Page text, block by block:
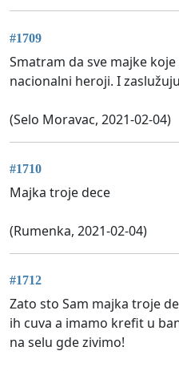
#1709
Smatram da sve majke
nacionalni heroji. I
(Selo Moravac, 2021-02-04)
#1710
Majka troje dece
(Rumenka, 2021-02-04)
#1712
Zato sto Sam majka troje
ih cuva a imamo krefit u
na selu gde zivimo!